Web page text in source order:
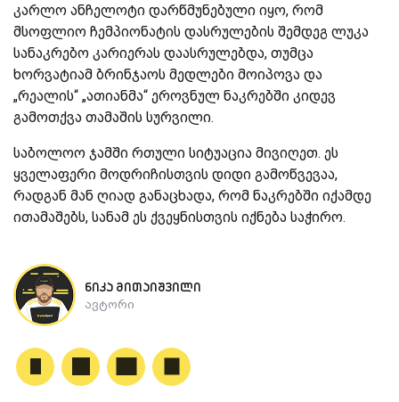
კარლო ანჩელოტი დარწმუნებული იყო, რომ
მსოფლიო ჩემპიონატის დასრულების შემდეგ ლუკა
სანაკრებო კარიერას დაასრულებდა, თუმცა
ხორვატიამ ბრინჯაოს მედლები მოიპოვა და
„რეალის“ „ათიანმა“ ეროვნულ ნაკრებში კიდევ
გამოთქვა თამაშის სურვილი.
საბოლოო ჯამში რთული სიტუაცია მივიღეთ. ეს
ყველაფერი მოდრიჩისთვის დიდი გამოწვევაა,
რადგან მან ღიად განაცხადა, რომ ნაკრებში იქამდე
ითამაშებს, სანამ ეს ქვეყნისთვის იქნება საჭირო.
ნიკა მითაიშვილი
ავტორი